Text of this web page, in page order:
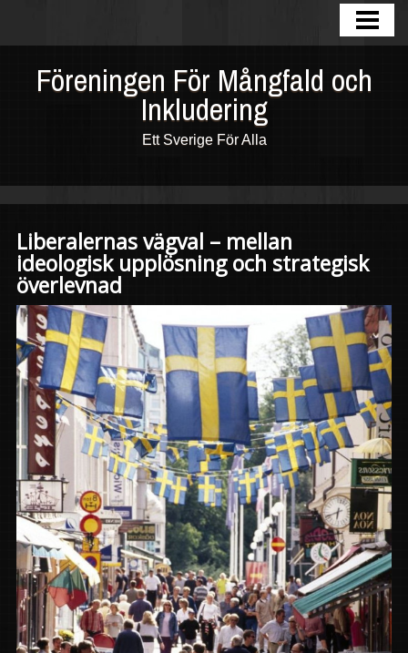
MÅNGFALD
MOT RASISM
FORUM
COMMUNITY
Föreningen För Mångfald och
Inkludering
Ett Sverige För Alla
Liberalernas vägval – mellan
ideologisk upplösning och strategisk
överlevnad